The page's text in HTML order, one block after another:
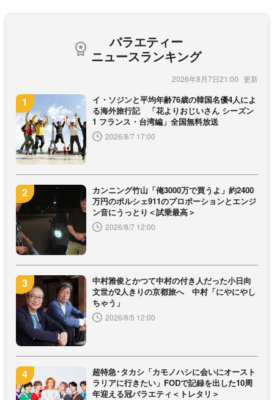
バラエティー
ニュースランキング
2026年8月7日21:00
イ・ソジンと平均年齢76歳の韓国名優4人によ
る海外旅行記 「花よりおじいさん シーズン
1 フランス・台湾編」全国無料放送
2026/8/7 17:00
カンニング竹山「俺3000万で買うよ」約2400
万円のポルシェ911のプロポーションとエンジ
ン音にうっとり＜試乗最高＞
2026/8/7 12:00
中村雅俊とかつて中村の付き人だった小日向
文世が2人きりの京都旅へ 中村「にやにやし
ちゃう」
2026/8/5 12:00
超特急･タカシ「カモノハシに会いにオースト
ラリアに行きたい」FODで記録を出した10周
年迎える冠バラエティ＜トレタリ＞